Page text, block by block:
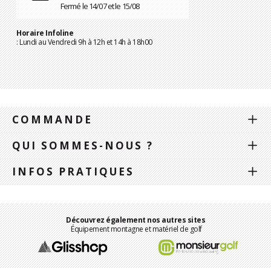
Fermé le 14/07 et le 15/08
Horaire Infoline
: Lundi au Vendredi 9h à 12h et 14h à 18h00
COMMANDE
QUI SOMMES-NOUS ?
INFOS PRATIQUES
Découvrez également nos autres sites
Équipement montagne et matériel de golf